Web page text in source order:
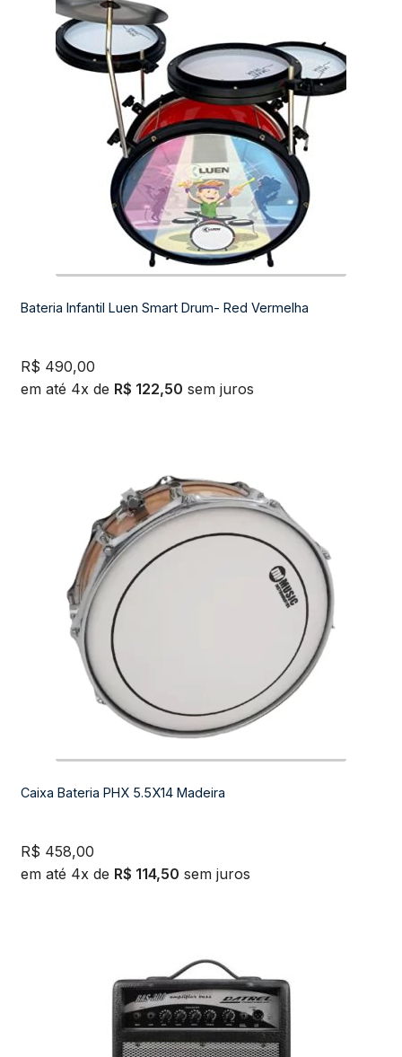
Bateria Infantil Luen Smart Drum- Red Vermelha
R$ 490,00
em até 4x de R$ 122,50 sem juros
Caixa Bateria PHX 5.5X14 Madeira
R$ 458,00
em até 4x de R$ 114,50 sem juros